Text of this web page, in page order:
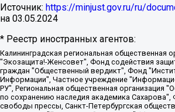
Источник: https://minjust.gov.ru/ru/
на 03.05.2024
* Реестр иностранных агентов:
Калининградская региональная общественная организация "Экозащита!-Женсовет", Фонд содействия защите прав и свобод граждан "Общественный вердикт", Фонд "Институт Развития Свободы Информации", Частное учреждение "Информационное агентство МЕМО. РУ", Региональная общественная организация "Общественная комиссия по сохранению наследия академика Сахарова", Фонд поддержки свободы прессы, Санкт-Петербургская общественная правозащитная организация "Гражданский контроль", Межрегиональная общественная организация "Информационно-просветительский центр "Мемориал", Региональный Фонд "Центр Защиты Прав Средств Массовой Информации", с 05.12.2023 Фонд "Центр Защиты Прав Средств массовой информации", Региональная общественная благотворительная организация помощи беженцам и мигрантам "Гражданское содействие", Негосударственное образовательное учреждение дополнительного профессионального образования (повышение квалификации) специалистов "АКАДЕМИЯ ПО ПРАВАМ ЧЕЛОВЕКА", Свердловская региональная общественная организация "Сутяжник", Автономная некоммерческая организация "Центр независимых социологических исследований", Союз общественных объединений "Российский исследовательский центр по правам человека", Региональное общественное учреждение научно-информационный центр "МЕМОРИАЛ", Некоммерческая организация "Фонд защиты гласности", Автономная некоммерческая организация "Институт прав человека", Городская общественная организация "Екатеринбургское общество "МЕМОРИАЛ", Городская общественная организация "Рязанское историко-просветительское и правозащитное общество "Мемориал" (Рязанский Мемориал), Челябинский региональный орган общественной самодеятельности – женское общественное объединение "Женщины Евразии", Челябинский региональный орган общественной самодеятельности "Уральская правозащитная группа", Фонд содействия защите здоровья и социальной справедливости имени Андрея Рылькова, Автономная Некоммерческая Организация "Аналитический Центр Юрия Левады", Автономная некоммерческая организация социальной поддержки населения "Проект Апрель", Региональная общественная организация помощи женщинам и детям, находящимся в кризисной ситуации "Информационно-методический центр "Анна", Фонд содействия развитию массовых коммуникаций и правовому просвещению "Так-так-Так", Фонд содействия устойчивому развитию "Серебряная тайга", Свердловский региональный общественный фонд социальных проектов "Новое время", "Idel.Реалии", Кавказ.Реалии, Крым.Реалии, Телеканал Настоящее Время, Татаро-башкирская служба Радио Свобода (Azatliq Radiosi), Радио Свободная Европа/Радио Свобода (PCE/PC), "Сибирь.Реалии", "Фактограф", Благотворительный фонд помощи осужденным и их семьям, Автономная некоммерческая организация "Институт глобализации и социальных движений", Фонд "В защиту прав заключенных", Частное учреждение "Центр поддержки и содействия развитию средств массовой информации", Пензенский региональный общественный благотворительный фонд "Гражданский союз", "Север.Реалии", Некоммерческая организация Фонд "Правовая инициатива", Общество с ограниченной ответственностью "Радио Свободная Европа/Радио Свобода", Чешское информационное агентство "MEDIUM-ORIENT", Красноярская региональная общественная организация "Мы против СПИДа", Камалягин Денис Николаевич, Маркелов Сергей Евгеньевич, Пономарев Лев Александрович, Савицкая Людмила Алексеевна, Автономная некоммерческая организация "Центр по работе с проблемой насилия "НАСИЛИЮ.НЕТ", Межрегиональный профессиональный союз работников здравоохранения "Альянс врачей", Юридическое лицо, зарегистрированное в Латвийской Республике, SIA "Medusa Project" (регистрационный номер 40103797863, дата регистрации 10.06.2014), Некоммерческая организация "Фонд по борьбе с коррупцией", Автономная некоммерческая организация "Институт права и публичной политики", Баданин Роман Сергеевич, Гликин Максим Александрович, Железнова Мария Михайловна, Лукьянова Юлия Сергеевна, Маетная Елизавета Витальевна, Маняхин Петр Борисович, Чуракова Ольга Владимировна, Ярош Юлия Петровна, Юридическое лицо "The Insider SIA", зарегистрированное в Риге, Латвийская Республика (дата регистрации 26.06.2015), являющееся администратором доменного имени интернет-издания "The Insider SIA", https://theins.ru, Постернак Алексей Евгеньевич, Рубин Михаил Аркадьевич, Анин Роман Александрович, Юридическое лицо Istories fonds, зарегистрированное в Латвийской Республике (регистрационный номер 50008295751, дата регистрации 24.02.2020), Великовский Дмитрий Александрович, Долинина Ирина Николаевна, Мароховская Алеся Алексеевна, Шлейнов Роман Юрьевич, Шмагун Олеся Валентиновна, Общество с ограниченной ответственностью "Альтаир 2021", Общество с ограниченной ответственностью "Вега 2021", Общество с ограниченной ответственностью "Главный редактор 2021", Общество с ограниченной ответственностью "Ромашки монолит", Важенков Артем Валерьевич, Ивановская областная общественная организация "Центр гендерных исследований", Гурман Юрий Альбертович, Медиапроект "ОВД-Инфо", Егоров Владимир Владимирович, Жилинский Владимир Александрович, Общество с ограниченной ответственностью "ЗП", Иванова София Юрьевна, Карезина Инна Павловна, Кильтау Екатерина Викторовна, Петров Алексей Викторович, Пискунов Сергей Евгеньевич, Смирнов Сергей Сергеевич, Тихонов Михаил Сергеевич, Общество с ограниченной ответственностью "ЖУРНАЛИСТ-ИНОСТРАННЫЙ АГЕНТ", Арапова Галина Юрьевна, Вольтская Татьяна Анатольевна, Американская компания "Mason G.E.S. Anonymous Foundation" (США), являющаяся владельцем интернет-издания https://mnews.world/, Компания "Stichting Bellingcat", зарегистрированная в Нидерландах (дата регистрации 11.07.2018), Захаров Андрей Вячеславович, Клепиковская Екатерина Дмитриевна, Общество с ограниченной ответственностью "МЕМО", Перл Роман Александрович, Симонов Евгений Алексеевич, Соловьева Елена Анатольевна, Сотников Даниил Владимирович, Сурначева Елизавета Дмитриевна, Автономная некоммерческая организация по защите прав человека и информированию населения "Якутия – Наше Мнение", Общество с ограниченной ответственностью "Москоу диджитал медиа", с 26.01.2023 Общество с ограниченной ответственностью "Чайка Белые сады", Ветошкина Валерия Валерьевна, Заговора Максим Александрович, Межрегиональное общественное движение "Российская ЛГБТ - сеть", Оленичев Максим Владимирович, Павлов Иван Юрьевич, Скворцова Елена Сергеевна, Общество с ограниченной ответственностью "Как бы инагент", Кочетков Игорь Викторович, Общество с ограниченной ответственностью "Честные выборы", Еланчик Олег Александрович, Общество с ограниченной ответственностью "Нобелевский призыв", Гималова Регина Эмилевна, Григорьев Андрей Валерьевич, Григорьева Алина Александровна, Ассоциация по содействию защите прав призывников, альтернативнослужащих и военнослужащих "Правозащитная группа "Гражданин.Армия.Право", Хисамова Регина Фаритовна, Автономная некоммерческая организация по реализации социально-правовых программ "Лилит", Дальневосточное общественное движение "Маяк", Санкт-Петербургская ЛГБТ-инициативная группа "Выход", Инициативная группа ЛГБТ+ "Реверс", Алексеев Андрей Викторович, Бекбулатова Таисия Львовна, Беляев Иван Михайлович, Владыкина Елена Сергеевна, Гельман Марат Александрович, Никульшина Вероника Юрьевна, Толоконникова Надежда Андреевна, Шендерович Виктор Анатольевич, Общество с ограниченной ответственностью "Данное сообщение", Общество с ограниченной ответственностью Издательский дом "Новая глава", Айнбиндер Александра Александровна, Московский комьюнити-центр для ЛГБТ+инициатив, Благотворительный фонд развития филантропии, Deutsche Welle (Германия, Kurt-Schumacher-Strasse 3, 53113 Bonn), Борзунова Мария Михайловна, Воробьев Виктор Викторович, Голубева Анна Львовна, Константинова Алла Михайловна, Малкова Ирина Владимировна, Мурадов Мурад Абдулгалимович, Осетинская Елизавета Николаевна, Понасенков Евгений Николаевич, Ганапольский Матвей Юрьевич, Киселев Евгений Алексеевич, Борухович Ирина Григорьевна, Дремин Иван Тимофеевич, Дубровский Дмитрий Викторович, Красноярская региональная общественная организация поддержки и развития альтернативных образовательных технологий и межкультурных